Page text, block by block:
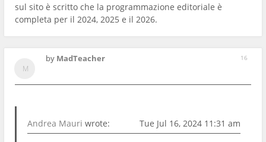
sul sito è scritto che la programmazione editoriale è
completa per il 2024, 2025 e il 2026.
16
by MadTeacher
Andrea Mauri wrote: Tue Jul 16, 2024 11:31 am